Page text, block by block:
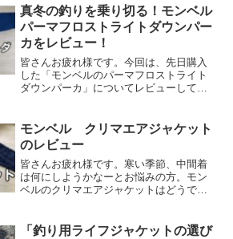
真冬の釣りを乗り切る！モンベル
パーマフロストライトダウンパー
カをレビュー！
皆さんお疲れ様です。今回は、先日購入
した「モンベルのパーマフロストライト
ダウンパーカ」についてレビューしてい
たいダウンです。防風、防滴性能も有し
ているので、これ一着でダ...
モンベル クリマエアジャケット
のレビュー
皆さんお疲れ様です。寒い季節、中間着
は何にしようかなーとお悩みの方。モン
ベルのクリマエアジャケットはどうです
私がその実力をレビューします。是非最
「釣り用ライフジャケットの選び